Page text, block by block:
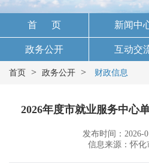
首 页 新闻中
政务公开 互动交
首页 > 政务公开 > 财政信息
2026年度市就业服务中心
发布时间：2026-
信息来源：怀化